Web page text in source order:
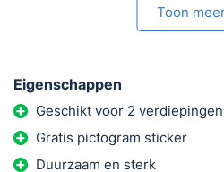
Hoogwaardige materialen:
brandwerende, anti-slip
Snelle en eenvoudige
brengen aan een vensterbank
gereedschap nodig.
Toon
Eigenschappen
Geschikt voor 2 verdiepingen
Gratis pictogram sticker
Duurzaam en sterk